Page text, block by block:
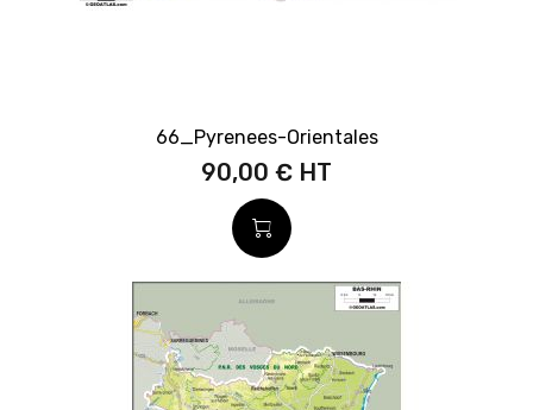
66_Pyrenees-Orientales
90,00 €